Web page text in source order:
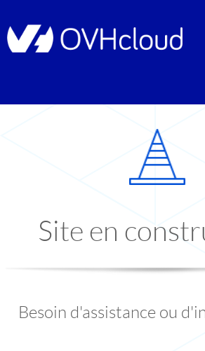
Site en
Besoin d'assistance ou